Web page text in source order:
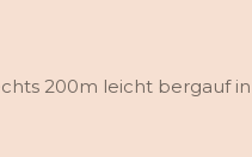
200m leicht bergauf